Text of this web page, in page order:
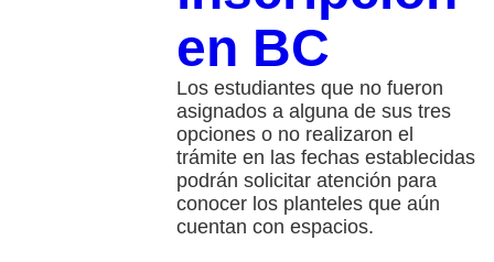
en BC
Los estudiantes que no fueron
asignados a alguna de sus tres
opciones o no realizaron el
trámite en las fechas establecidas
podrán solicitar atención para
conocer los planteles que aún
cuentan con espacios.